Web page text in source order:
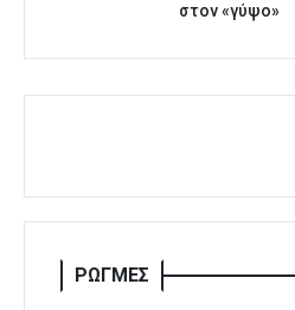
στον «γύψο»
ΡΩΓΜΕΣ